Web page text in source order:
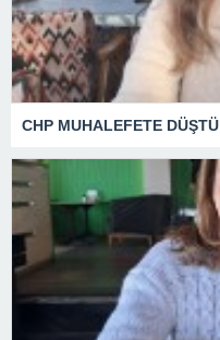
CHP MUHALEFETE DÜŞTÜ